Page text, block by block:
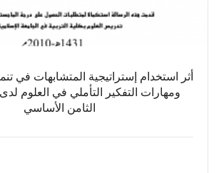
أثر استخدام إستراتيجية المتشابهات في
ومهارات التفكير التأملي في العلوم
الثامن الأساسي